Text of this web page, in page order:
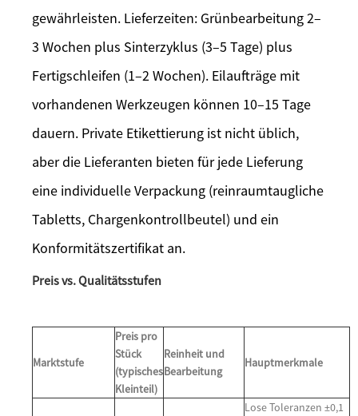
gewährleisten. Lieferzeiten: Grünbearbeitung 2–
3 Wochen plus Sinterzyklus (3–5 Tage) plus
Fertigschleifen (1–2 Wochen). Eilaufträge mit
vorhandenen Werkzeugen können 10–15 Tage
dauern. Private Etikettierung ist nicht üblich,
aber die Lieferanten bieten für jede Lieferung
eine individuelle Verpackung (reinraumtaugliche
Tabletts, Chargenkontrollbeutel) und ein
Konformitätszertifikat an.
Preis vs. Qualitätsstufen
Marktstufe
Preis pro
Stück
(typisches
Kleinteil)
Reinheit und
Bearbeitung
Hauptmerkmale
Lose Toleranzen ±0,1